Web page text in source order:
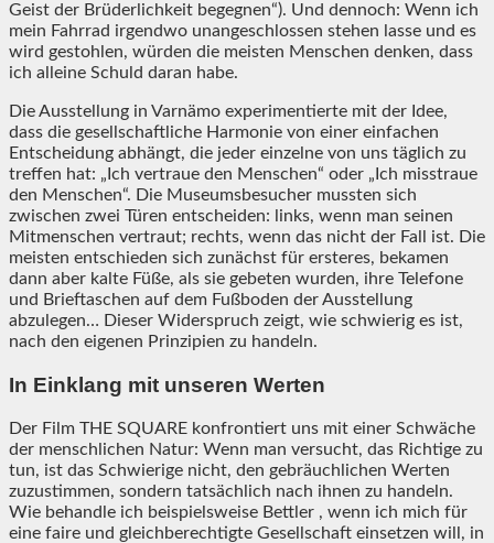
Geist der Brüderlichkeit begegnen“). Und dennoch: Wenn ich
mein Fahrrad irgendwo unangeschlossen stehen lasse und es
wird gestohlen, würden die meisten Menschen denken, dass
ich alleine Schuld daran habe.
Die Ausstellung in Varnämo experimentierte mit der Idee,
dass die gesellschaftliche Harmonie von einer einfachen
Entscheidung abhängt, die jeder einzelne von uns täglich zu
treffen hat: „Ich vertraue den Menschen“ oder „Ich misstraue
den Menschen“. Die Museumsbesucher mussten sich
zwischen zwei Türen entscheiden: links, wenn man seinen
Mitmenschen vertraut; rechts, wenn das nicht der Fall ist. Die
meisten entschieden sich zunächst für ersteres, bekamen
dann aber kalte Füße, als sie gebeten wurden, ihre Telefone
und Brieftaschen auf dem Fußboden der Ausstellung
abzulegen… Dieser Widerspruch zeigt, wie schwierig es ist,
nach den eigenen Prinzipien zu handeln.
In Einklang mit unseren Werten
Der Film THE SQUARE konfrontiert uns mit einer Schwäche
der menschlichen Natur: Wenn man versucht, das Richtige zu
tun, ist das Schwierige nicht, den gebräuchlichen Werten
zuzustimmen, sondern tatsächlich nach ihnen zu handeln.
Wie behandle ich beispielsweise Bettler , wenn ich mich für
eine faire und gleichberechtigte Gesellschaft einsetzen will, in